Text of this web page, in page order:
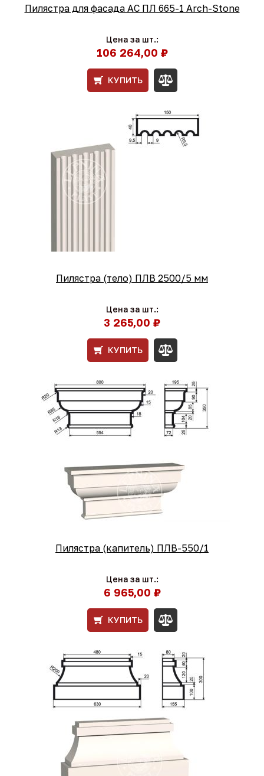
Пилястра для фасада АС ПЛ 665-1 Arch-Stone
Цена за шт.:
106 264,00 ₽
КУПИТЬ
Пилястра (тело) ПЛВ 2500/5 мм
Цена за шт.:
3 265,00 ₽
КУПИТЬ
Пилястра (капитель) ПЛВ-550/1
Цена за шт.:
6 965,00 ₽
КУПИТЬ